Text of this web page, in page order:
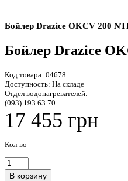
Бойлер Drazice OKCV 200
Бойлер Drazice
Код товара: 04678
Доступность: На складе
Отдел водонагревателей:
(093) 193 63 70
17 455 грн
Кол-во